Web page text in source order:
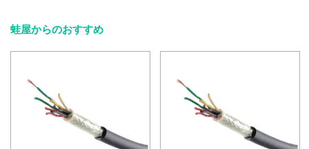
蛙屋からのおすすめ